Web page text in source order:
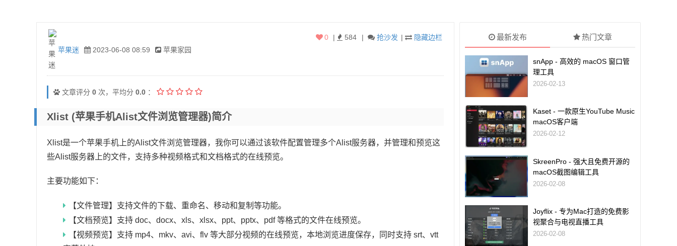
苹果迷 2023-06-08 08:59 苹果家园
| 隐藏边栏
| 抢沙发
| 584
0
文章评分 0 次，平均分 0.0 ：
Xlist (苹果手机Alist文件浏览管理器)简介
Xlist是一个苹果手机上的Alist文件浏览管理器，我你可以通过该软件配置管理多个Alist服务器，并管理和预览这
些Alist服务器上的文件，支持多种视频格式和文档格式的在线预览。
主要功能如下：
【文件管理】支持文件的下载、重命名、移动和复制等功能。
【文档预览】支持 doc、docx、xls、xlsx、ppt、pptx、pdf 等格式的文件在线预览。
【视频预览】支持 mp4、mkv、avi、flv 等大部分视频的在线预览，本地浏览进度保存，同时支持 srt、vtt
最新发布 热门文章
snApp - 高效的 macOS 窗口管
理工具
2026-02-13
Kaset - 一款原生YouTube Music
macOS客户端
2026-02-12
SkreenPro - 强大且免费开源的
macOS截图编辑工具
2026-02-08
Joyflix - 专为Mac打造的免费影
视聚合与电视直播工具
2026-02-08